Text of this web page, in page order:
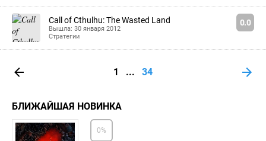
Call of Cthulhu: The Wasted Land
Вышла: 30 января 2012
Стратегии
0.0
1 ... 34
БЛИЖАЙШАЯ НОВИНКА
0%